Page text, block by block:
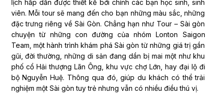
lịch hấp dẫn được thiết kế bới chính các bạn học sinh, sinh
viên. Mỗi tour sẽ mang đến cho bạn những màu sắc, những
đặc trưng riêng về Sài Gòn. Chẳng hạn như Tour – Sài gòn
chuyện từ những con đường của nhóm Lonton Saigon
Team, một hành trình khám phá Sài gòn từ những giá trị gần
gũi, đời thường, những di sản đang dần bị mai một như khu
phố cổ Hải thượng Lãn Ông, khu vực chợ Lớn, hay đại lộ đi
bộ Nguyễn Huệ. Thông qua đó, giúp du khách có thể trải
nghiệm một Sài gòn tuy trẻ nhưng vẫn có nhiều điều thú vị.